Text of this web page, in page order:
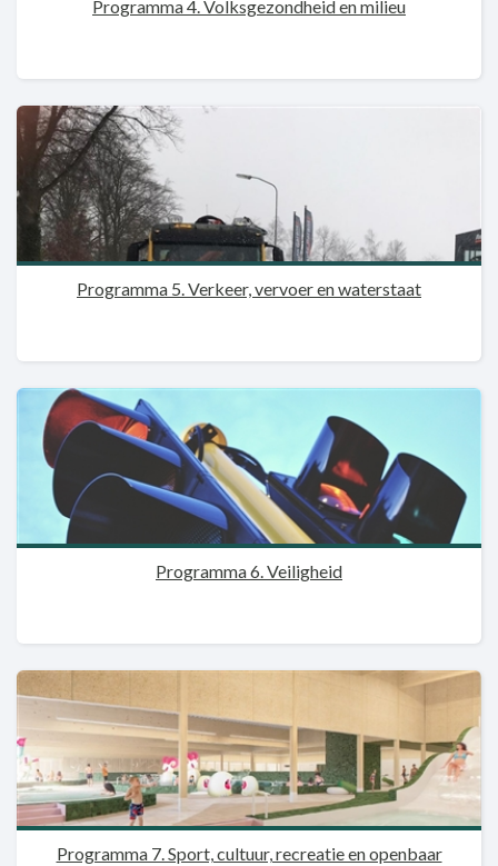
Programma 4. Volksgezondheid en milieu
Programma 5. Verkeer, vervoer en waterstaat
Programma 6. Veiligheid
Programma 7. Sport, cultuur, recreatie en openbaar